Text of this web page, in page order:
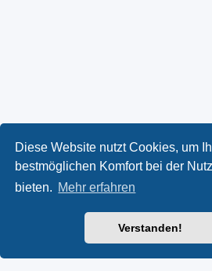
Diese Website nutzt Cookies, um
bestmöglichen Komfort bei der
bieten. Mehr erfahren
Verstanden!